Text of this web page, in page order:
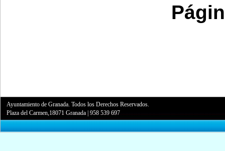
Ayuntamiento de Granada. Todos los Derechos Reservados.
Plaza del Carmen,18071 Granada |958 539 697